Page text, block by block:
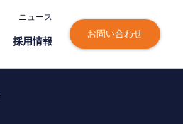
ニュース
採⽤情報
お問い合わせ